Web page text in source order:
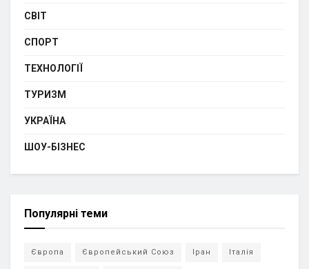
СВІТ
СПОРТ
ТЕХНОЛОГІЇ
ТУРИЗМ
УКРАЇНА
ШОУ-БІЗНЕС
Популярні теми
Європа Європейський Союз Іран Італія